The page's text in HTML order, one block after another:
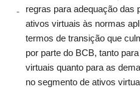
regras para adequação das
ativos virtuais às normas
termos de transição que
por parte do BCB, tanto
virtuais quanto para as
no segmento de ativos